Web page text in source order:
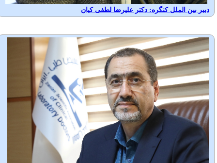
دبیر بین الملل کنگره: دکتر علیرضا لطفی کیان